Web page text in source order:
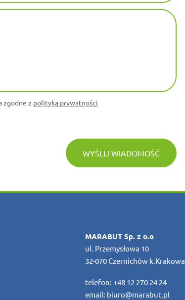
zgodne z polityką prywatności
WYŚLIJ WIADOMOŚĆ
MARABUT Sp. z o.o
ul. Przemysłowa 10
32-070 Czernichów k.Krakowa
telefon:+48 12 270 24 24
email: biuro@marabut.pl